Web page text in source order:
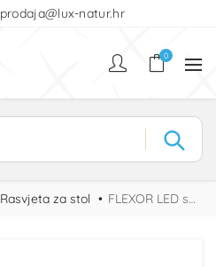
prodaja@lux-natur.hr
0
Rasvjeta za stol FLEXOR LED stolna lampa za manikuru